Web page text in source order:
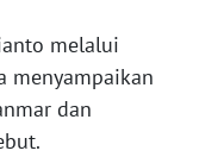
melalui
menyampaikan
dan